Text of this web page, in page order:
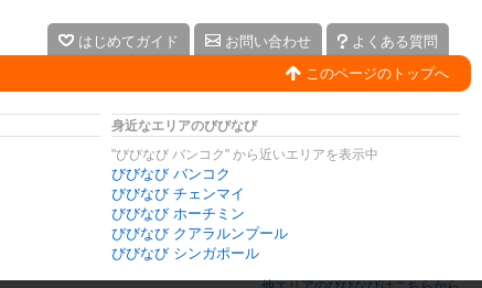
はじめてガイド お問い合わせ
よくある質問
このページのトップへ
身近なエリアのびびなび
"びびなび バンコク" から近いエリアを表示中
びびなび バンコク
びびなび チェンマイ
びびなび ホーチミン
びびなび クアラルンプール
びびなび シンガポール